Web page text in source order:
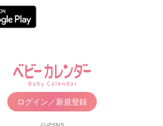
ログイン／新規登録